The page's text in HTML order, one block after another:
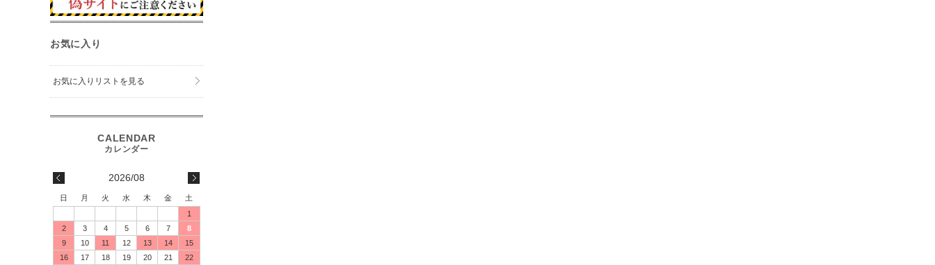
お気に入り
お気に入りリストを見る
2026/08
日 月 火 水 木 金
土
1
2
3 4 5 6 7
8
9
10 11 12 13 14
15
16
17 18 19 20 21 22